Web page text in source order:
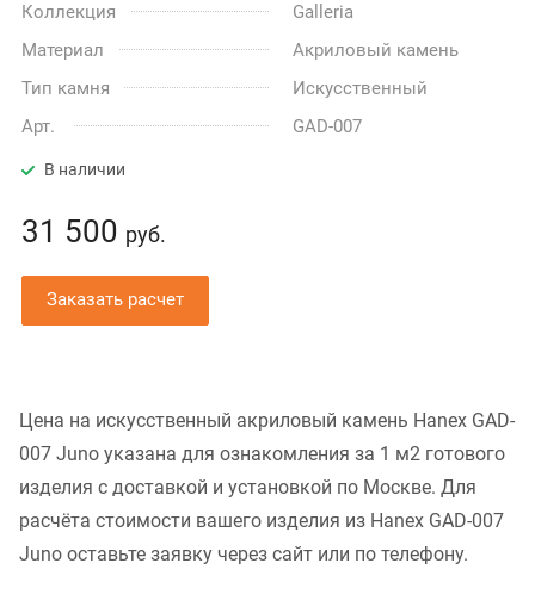
Коллекция
Galleria
Материал
Акриловый камень
Тип камня
Искусственный
Арт.
GAD-007
В наличии
31 500 руб.
Заказать расчет
Цена на искусственный акриловый камень Hanex GAD-
007 Juno указана для ознакомления за 1 м2 готового
изделия с доставкой и установкой по Москве. Для
расчёта стоимости вашего изделия из Hanex GAD-007
Juno оставьте заявку через сайт или по телефону.